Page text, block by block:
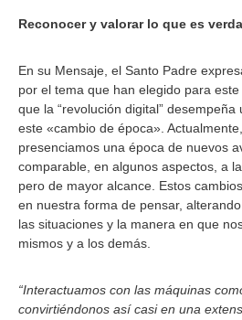
Reconocer y valorar lo que es
En su Mensaje, el Santo Padre
por el tema que han elegido para
que la “revolución digital”
este «cambio de época».
presenciamos una época de nuevos
comparable, en algunos aspectos, a
pero de mayor alcance. Estos
en nuestra forma de pensar,
las situaciones y la manera en que
mismos y a los demás.
“Interactuamos con las máquinas
convirtiéndonos así casi en una